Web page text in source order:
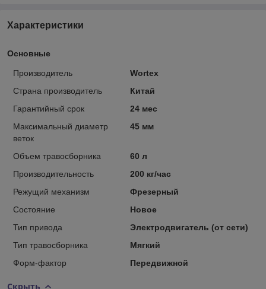
Характеристики
Основные
Производитель
Wortex
Страна производитель
Китай
Гарантийный срок
24 мес
Максимальный диаметр
веток
45 мм
Объем травосборника
60 л
Производительность
200 кг/час
Режущий механизм
Фрезерный
Состояние
Новое
Тип привода
Электродвигатель (от сети)
Тип травосборника
Мягкий
Форм-фактор
Передвижной
Скрыть